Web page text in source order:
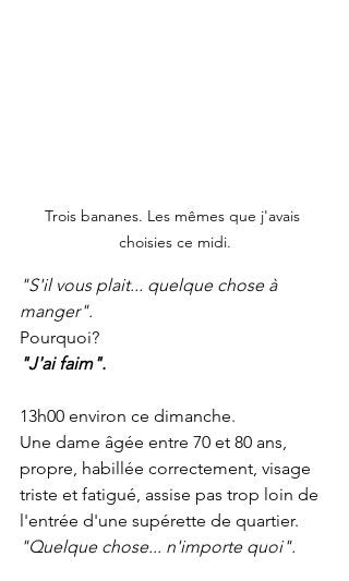
Trois bananes. Les mêmes que j'avais
choisies ce midi.
"S'il vous plait... quelque chose à
manger".
Pourquoi?
"J'ai faim".
13h00 environ ce dimanche.
Une dame âgée entre 70 et 80 ans,
propre, habillée correctement, visage
triste et fatigué, assise pas trop loin de
l'entrée d'une supérette de quartier.
"Quelque chose... n'importe quoi".